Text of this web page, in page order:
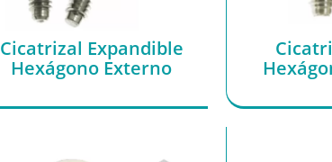
Cicatrizal Expandible
Hexágono Externo